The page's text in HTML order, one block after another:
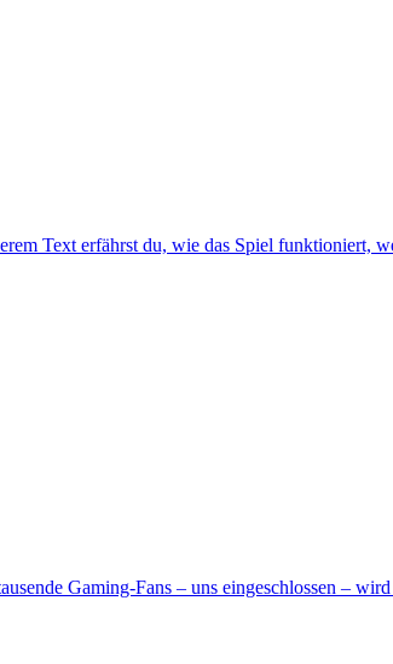
Text erfährst du, wie das Spiel funktioniert,
Gaming-Fans – uns eingeschlossen –